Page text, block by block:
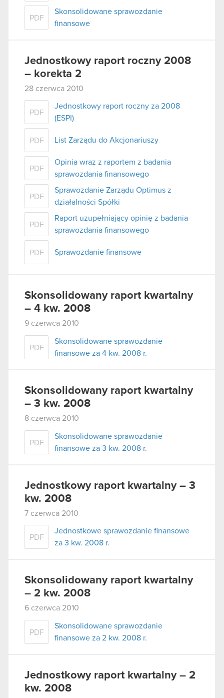
PDF
Skonsolidowane sprawozdanie
finansowe
Jednostkowy raport roczny 2008
– korekta 2
28 czerwca 2010
PDF
Jednostkowy raport roczny za 2008
(ESPI)
PDF List Zarządu do Akcjonariuszy
PDF
Opinia wraz z raportem z badania
sprawozdania finansowego
PDF
Sprawozdanie Zarządu Optimus z
działalności Spółki
PDF
Raport uzupełniający opinię z badania
sprawozdania finansowego
PDF Sprawozdanie finansowe
Skonsolidowany raport kwartalny
– 4 kw. 2008
9 czerwca 2010
PDF
Skonsolidowane sprawozdanie
finansowe za 4 kw. 2008 r.
Skonsolidowany raport kwartalny
– 3 kw. 2008
8 czerwca 2010
PDF
Skonsolidowane sprawozdanie
finansowe za 3 kw. 2008 r.
Jednostkowy raport kwartalny – 3
kw. 2008
7 czerwca 2010
PDF
Jednostkowe sprawozdanie finansowe
za 3 kw. 2008 r.
Skonsolidowany raport kwartalny
– 2 kw. 2008
6 czerwca 2010
PDF
Skonsolidowane sprawozdanie
finansowe za 2 kw. 2008 r.
Jednostkowy raport kwartalny – 2
kw. 2008